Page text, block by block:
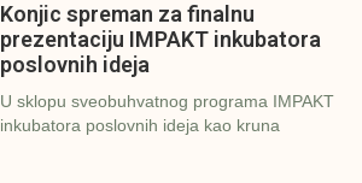
Konjic spreman za finalnu
prezentaciju IMPAKT inkubatora
poslovnih ideja
U sklopu sveobuhvatnog programa IMPAKT
inkubatora poslovnih ideja kao kruna